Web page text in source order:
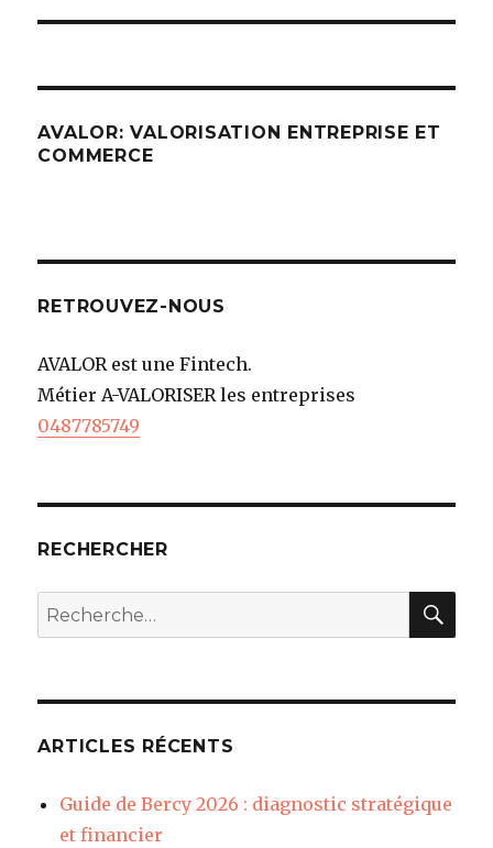
AVALOR: VALORISATION ENTREPRISE ET
COMMERCE
RETROUVEZ-NOUS
AVALOR est une Fintech.
Métier A-VALORISER les entreprises
0487785749
RECHERCHER
Recherche
pour
ARTICLES RÉCENTS
Guide de Bercy 2026 : diagnostic stratégique
et financier